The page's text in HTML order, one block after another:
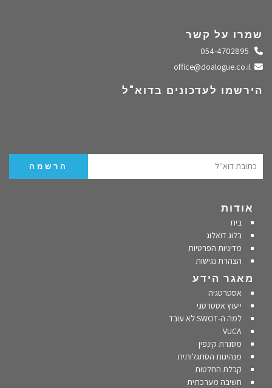
שמרו על קשר
התקשרו אלינו
שלחו מייל
הירשמו לעדכונים בדוא"ל
אודות
בית
בלוג דואלוג
מדיניות הפרטיות
הצהרת נגישות
מאגר הידע
אסטרטגיה
ייעוץ אסטרטגי
למה ה-SWOT לא עובד
VUCA
מסגרת קינפין
מנהיגות הסתגלותית
קבלת החלטות
חשיבה מערכתית